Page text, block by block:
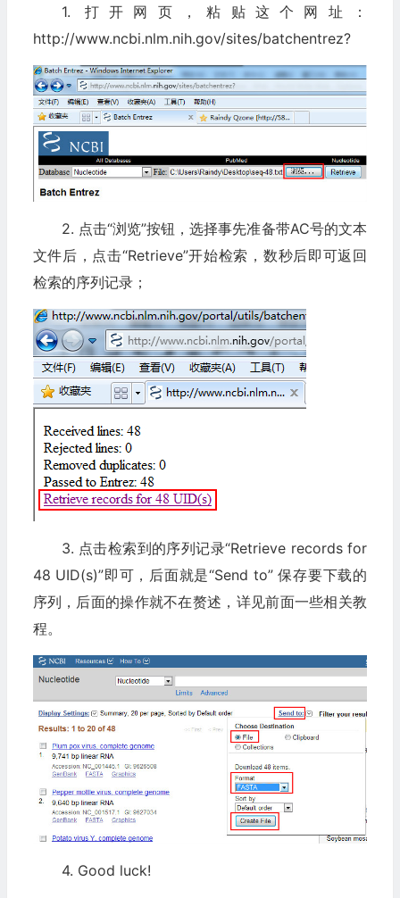
1. 打开网页，粘贴这个网址：
http://www.ncbi.nlm.nih.gov/sites/batchentrez?
2. 点击“浏览”按钮，选择事先准备带AC号的文本
文件后，点击“Retrieve”开始检索，数秒后即可返回
检索的序列记录；
3. 点击检索到的序列记录“Retrieve records for
48 UID(s)”即可，后面就是“Send to” 保存要下载的
序列，后面的操作就不在赘述，详见前面一些相关教
程。
4. Good luck!